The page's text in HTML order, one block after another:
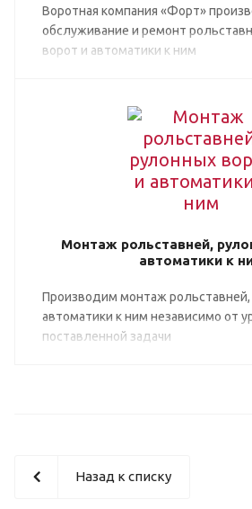
Воротная компания «Форт»
обслуживание и ремонт
ворот и автоматики к ним
Монтаж рольставней,
автоматики к
Производим монтаж рольставней,
автоматики к ним независимо от
поставленной задачи
Назад к списку